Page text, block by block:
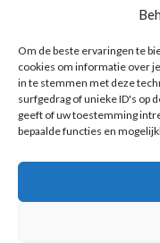
Om de beste ervaringen te
cookies om informatie over
in te stemmen met deze
surfgedrag of unieke ID's op
geeft of uw toestemming
bepaalde functies en
Zoeken op deze site